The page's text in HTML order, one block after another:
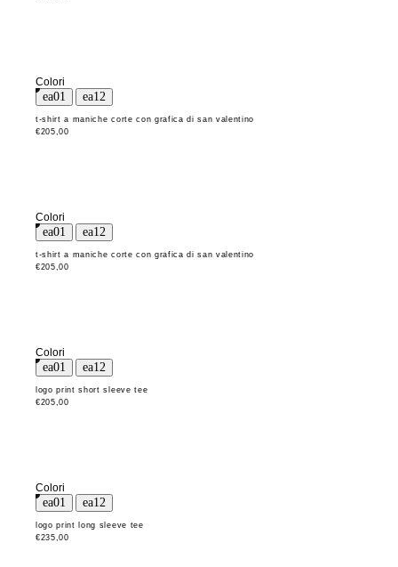
Colori
t-shirt a maniche corte con grafica di san valentino
€205,00
Colori
t-shirt a maniche corte con grafica di san valentino
€205,00
Colori
logo print short sleeve tee
€205,00
Colori
logo print long sleeve tee
€235,00